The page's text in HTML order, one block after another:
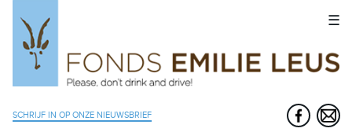
☰
SCHRIJF IN OP ONZE NIEUWSBRIEF